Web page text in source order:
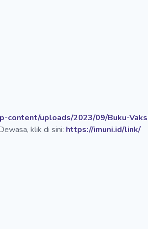
content/uploads/2023/09/Buku-
klik di sini: https://imuni.id/link/